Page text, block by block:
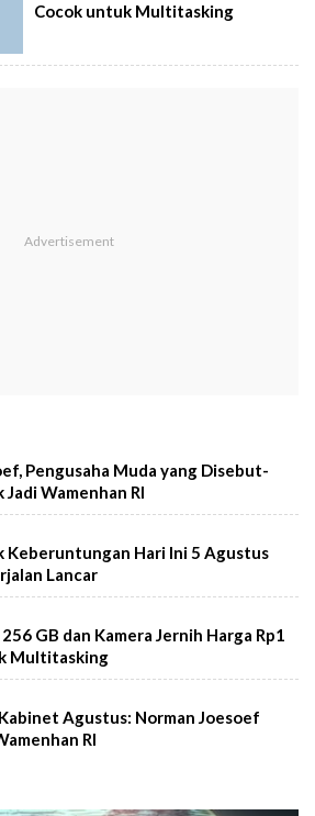
Cocok untuk Multitasking
Pengusaha Muda yang Disebut-
Wamenhan RI
Keberuntungan Hari Ini 5 Agustus
Lancar
GB dan Kamera Jernih Harga Rp1
Multitasking
Agustus: Norman Joesoef
RI